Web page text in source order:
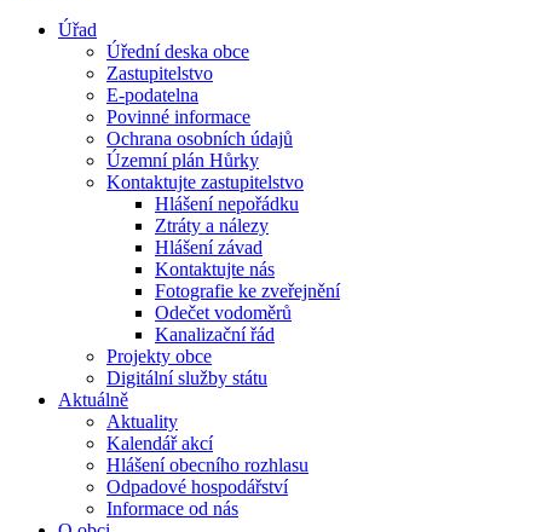
Úřad
Úřední deska obce
Zastupitelstvo
E-podatelna
Povinné informace
Ochrana osobních údajů
Územní plán Hůrky
Kontaktujte zastupitelstvo
Hlášení nepořádku
Ztráty a nálezy
Hlášení závad
Kontaktujte nás
Fotografie ke zveřejnění
Odečet vodoměrů
Kanalizační řád
Projekty obce
Digitální služby státu
Aktuálně
Aktuality
Kalendář akcí
Hlášení obecního rozhlasu
Odpadové hospodářství
Informace od nás